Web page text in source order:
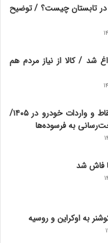
تابستان چیست؟ / توضیح
شد / کالا از نیاز مردم هم
ابلاغ قوانین جدید اسقاط و واردات خودرو در ۱۴۰۵/
به فرسوده‌ها
فاش شد
به اوکراین و روسیه